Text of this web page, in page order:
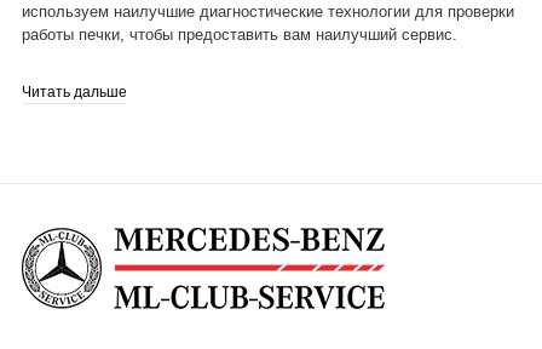
используем наилучшие диагностические технологии для проверки
работы печки, чтобы предоставить вам наилучший сервис.
Наша диагностика печки включает проверку всех систем печки,
включая проверку пламени и проверку воздуха, чтобы убедиться,
электрические системы, чтобы убедиться, что они работают
безупречно.
Читать дальше